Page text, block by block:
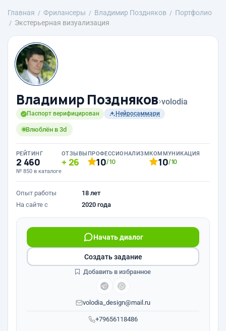
Главная Фрилансеры Владимир Поздняков
Портфолио
Экстерьерная визуализация
Владимир Поздняков›volodia
Паспорт верифицирован Нейросаммари
Влюблён в 3d
РЕЙТИНГ
2 460
№ 850 в каталоге
ОТЗЫВЫ
26
ПРОФЕССИОНАЛИЗМ
10/10
КОММУНИКАЦИЯ
10/10
Опыт работы
18 лет
На сайте с
2020 года
+79656118486
Начать диалог
volodia_design@mail.ru
Создать задание
Добавить в избранное